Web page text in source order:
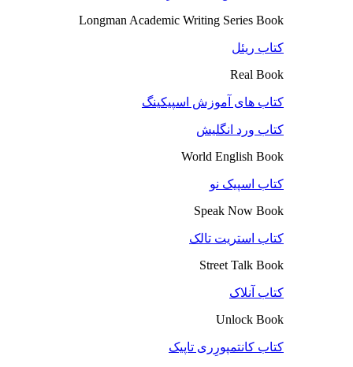
Longman Academic Writing Series Book
کتاب ریئل
Real Book
کتاب های آموزش اسپیکینگ
کتاب ورد انگلیش
World English Book
کتاب اسپیک نو
Speak Now Book
کتاب استریت تالک
Street Talk Book
کتاب آنلاک
Unlock Book
کتاب کانتمپورِری تاپیک